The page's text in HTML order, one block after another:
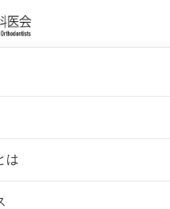
は
受けていただくための「6つ
快美会 松野矯正歯科
索
快美会 松野矯正歯科